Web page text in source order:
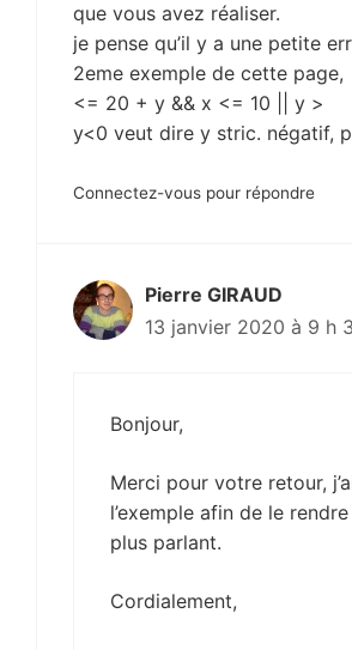
que vous avez réaliser.
je pense qu’il y a une petite
2eme exemple de cette page,
<= 20 + y && x <= 10 || y >
y<0 veut dire y stric. négatif,
Connectez-vous pour répondre
Pierre GIRAUD
13 janvier 2020 à 9 h
Bonjour,
Merci pour votre retour,
l’exemple afin de le
plus parlant.
Cordialement,